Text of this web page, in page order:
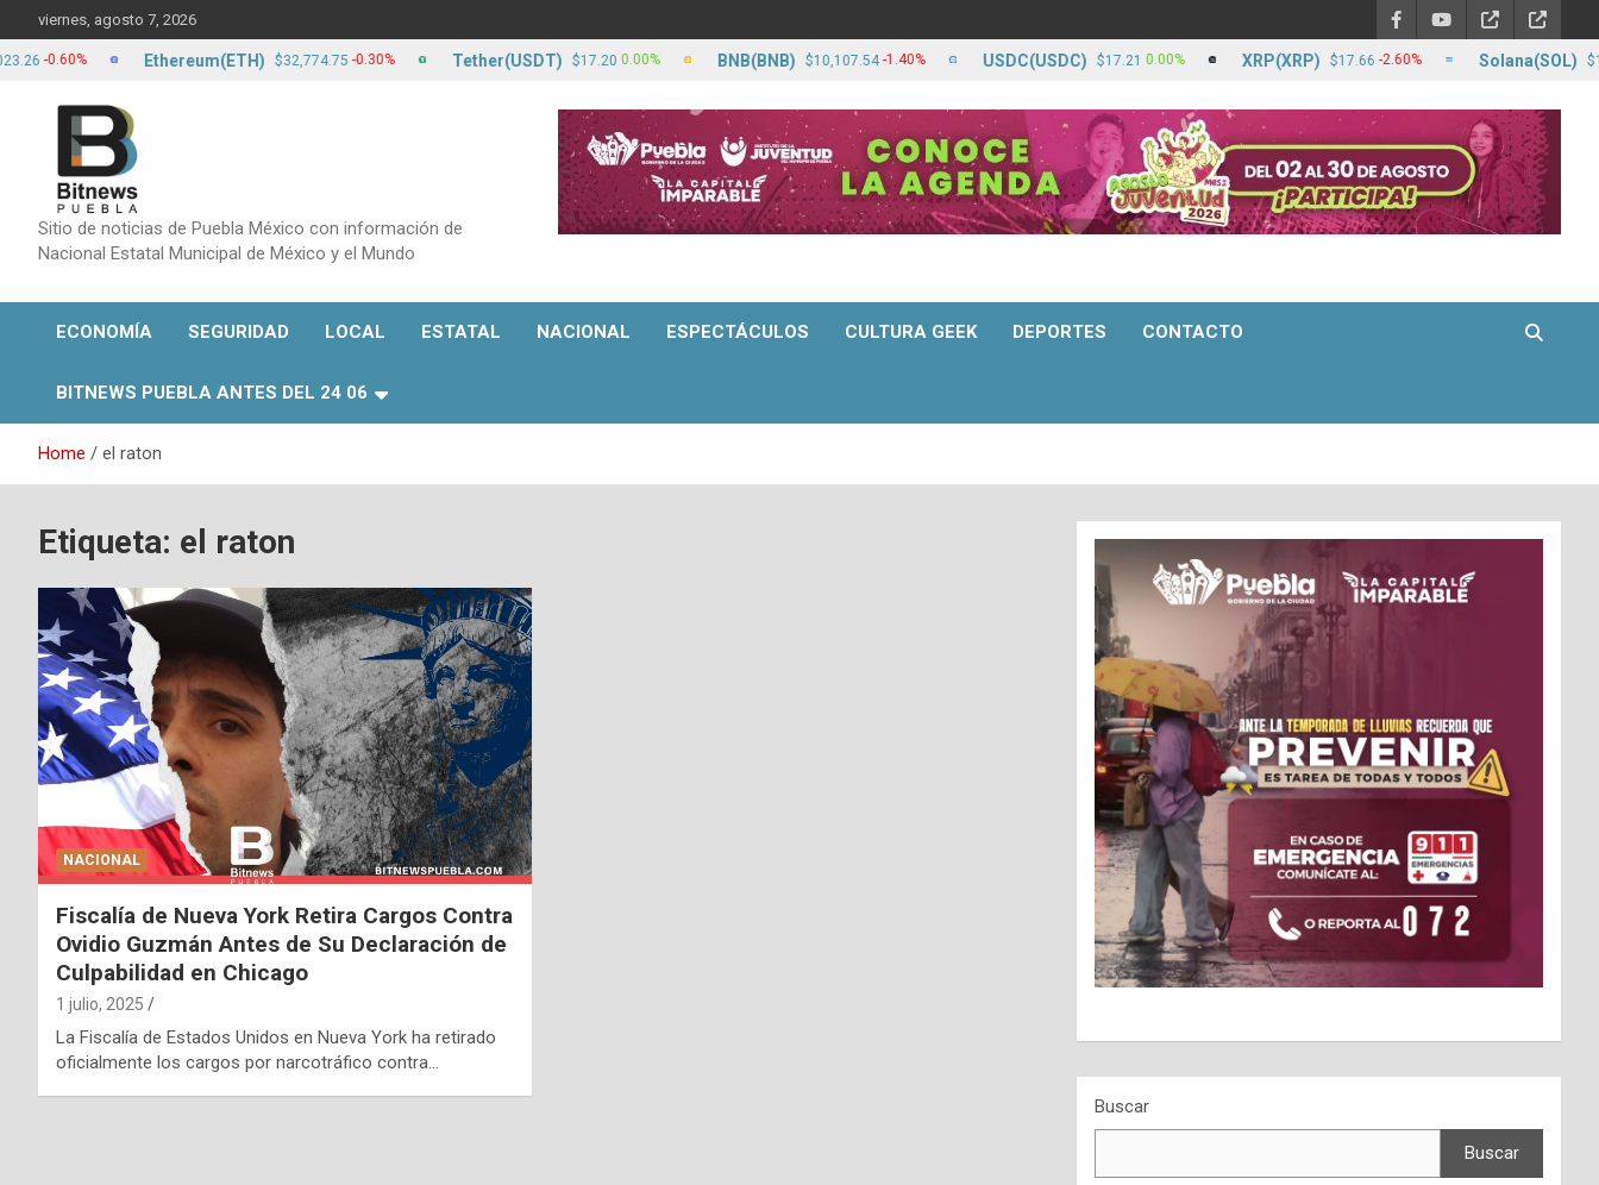
to
content
viernes, agosto 7, 2026
Sitio de noticias de Puebla México con información de
Nacional Estatal Municipal de México y el Mundo
ECONOMÍA SEGURIDAD LOCAL ESTATAL NACIONAL ESPECTÁCULOS CULTURA GEEK DEPORTES CONTACTO
BITNEWS PUEBLA ANTES DEL 24 06
Home el raton
Etiqueta: el raton
NACIONAL
Fiscalía de Nueva York Retira Cargos Contra
Ovidio Guzmán Antes de Su Declaración de
Culpabilidad en Chicago
1 julio, 2025
La Fiscalía de Estados Unidos en Nueva York ha retirado
oficialmente los cargos por narcotráfico contra…
Buscar
Buscar
Ethereum(ETH) $32,774.75 -0.30% Tether(USDT) $17.20 0.00% BNB(BNB) $10,107.54 -1.40% USDC(USDC) $17.21 0.00% XRP(XRP) $17.66 -2.60% Solana(SOL)